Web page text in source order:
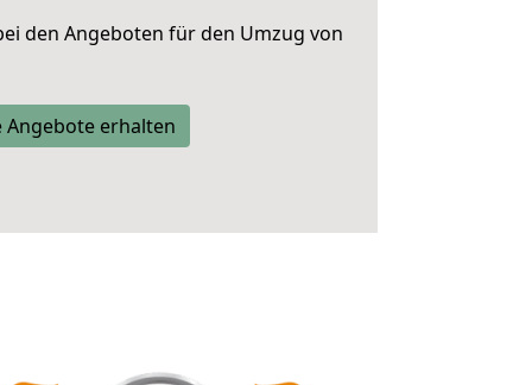
den Angeboten für den Umzug von
Angebote erhalten